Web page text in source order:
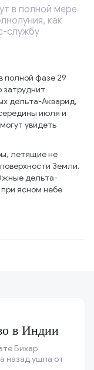
в полной мере
как
службу
полной фазе 29
затруднит
дельта-Акварид,
июля и
увидеть
летящие не
Земли.
дельта-
ясном небе
в Индии
Бихар
назад ушла от